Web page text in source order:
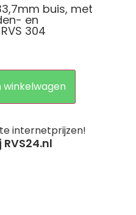
buis, met
en
304
winkelwagen
internetprijzen!